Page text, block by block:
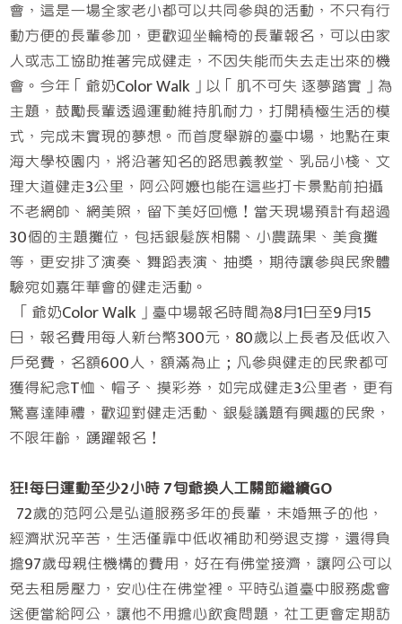
會，這是一場全家老小都可以共同參與的活動，不只有行
動方便的長輩參加，更歡迎坐輪椅的長輩報名，可以由家
人或志工協助推著完成健走，不因失能而失去走出來的機
會。今年「爺奶Color Walk」以「肌不可失 逐夢踏實」為
主題，鼓勵長輩透過運動維持肌耐力，打開積極生活的模
式，完成未實現的夢想。而首度舉辦的臺中場，地點在東
海大學校園內，將沿著知名的路思義教堂、乳品小棧、文
理大道健走3公里，阿公阿嬤也能在這些打卡景點前拍攝
不老網帥、網美照，留下美好回憶！當天現場預計有超過
30個的主題攤位，包括銀髮族相關、小農蔬果、美食攤
等，更安排了演奏、舞蹈表演、抽獎，期待讓參與民眾體
驗宛如嘉年華會的健走活動。
「爺奶Color Walk」臺中場報名時間為8月1日至9月15
日，報名費用每人新台幣300元，80歲以上長者及低收入
戶免費，名額600人，額滿為止；凡參與健走的民眾都可
獲得紀念T恤、帽子、摸彩券，如完成健走3公里者，更有
驚喜達陣禮，歡迎對健走活動、銀髮議題有興趣的民眾，
不限年齡，踴躍報名！
狂!每日運動至少2小時 7旬爺換人工關節繼續GO
72歲的范阿公是弘道服務多年的長輩，未婚無子的他，
經濟狀況辛苦，生活僅靠中低收補助和勞退支撐，還得負
擔97歲母親住機構的費用，好在有佛堂接濟，讓阿公可以
免去租房壓力，安心住在佛堂裡。平時弘道臺中服務處會
送便當給阿公，讓他不用擔心飲食問題，社工更會定期訪